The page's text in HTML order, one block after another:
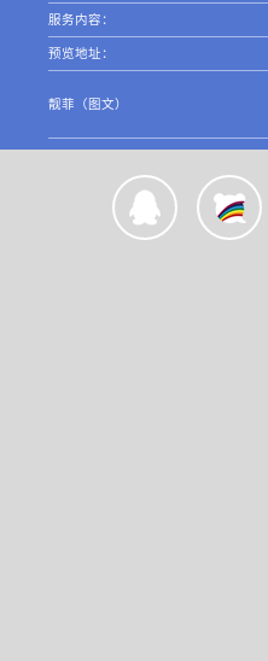
服务内容：
预览地址：
靓菲（图文）